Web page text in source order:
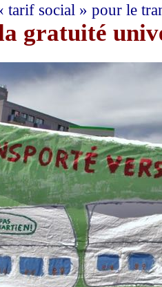
tarif social » pour le
gratuité